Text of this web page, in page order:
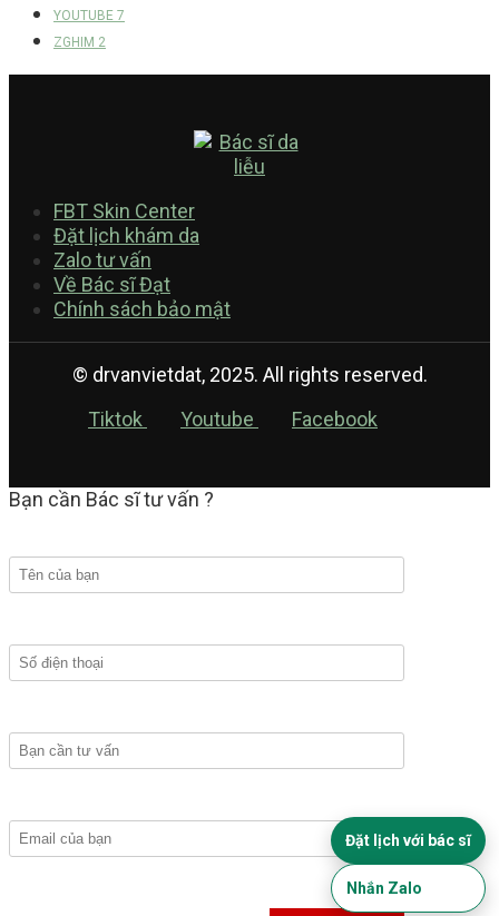
YOUTUBE 7
ZGHIM 2
FBT Skin Center
Đặt lịch khám da
Zalo tư vấn
Về Bác sĩ Đạt
Chính sách bảo mật
© drvanvietdat, 2025. All rights reserved.
Tiktok
Youtube Facebook
Bạn cần Bác sĩ tư vấn ?
Đặt lịch với bác sĩ
Nhắn Zalo